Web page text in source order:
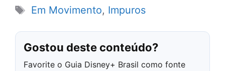
Tags
Em Movimento, Impuros
Gostou deste conteúdo?
Favorite o Guia Disney+ Brasil como fonte